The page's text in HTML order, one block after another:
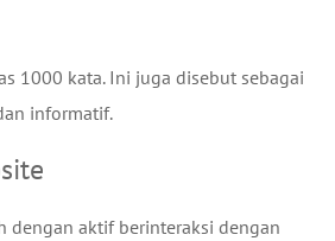
1000 kata. Ini juga disebut sebagai
informatif.
dengan aktif berinteraksi dengan